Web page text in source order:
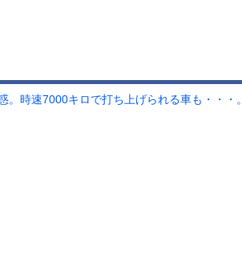
時速7000キロで打ち上げられる車も・・・。